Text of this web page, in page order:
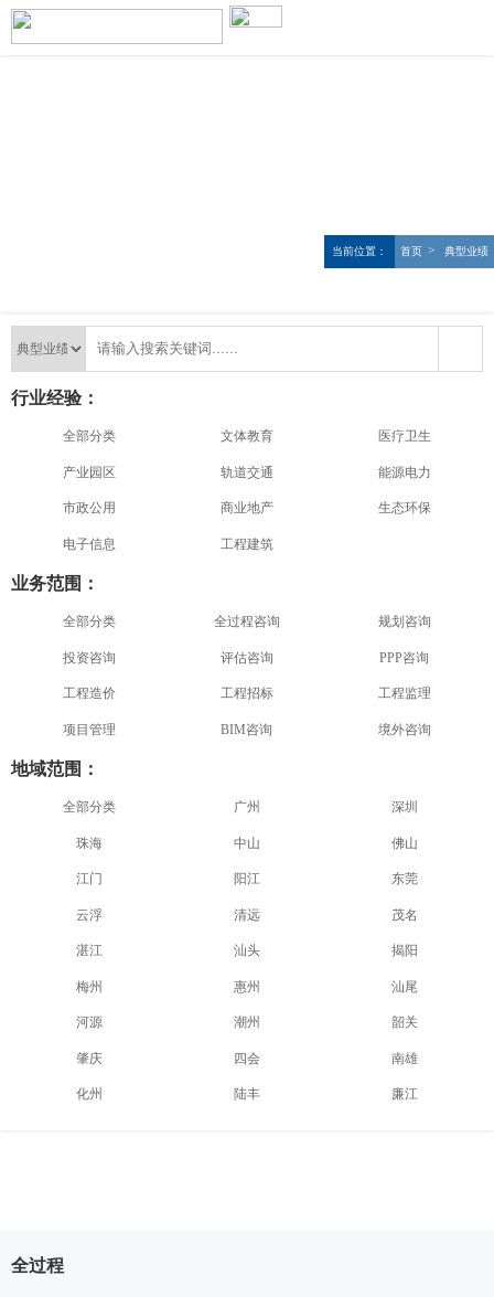
当前位置： 首页 > 典型业绩
行业经验：
全部分类 文体教育 医疗卫生
产业园区 轨道交通 能源电力
市政公用 商业地产 生态环保
电子信息 工程建筑
业务范围：
全部分类 全过程咨询 规划咨询
投资咨询 评估咨询 PPP咨询
工程造价 工程招标 工程监理
项目管理 BIM咨询 境外咨询
地域范围：
全部分类 广州 深圳
珠海 中山 佛山
江门 阳江 东莞
云浮 清远 茂名
湛江 汕头 揭阳
梅州 惠州 汕尾
河源 潮州 韶关
肇庆 四会 南雄
化州 陆丰 廉江
全过程